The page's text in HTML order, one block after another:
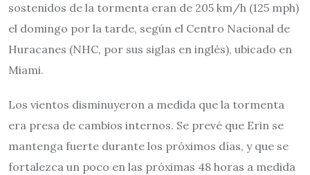
sostenidos de la tormenta eran de 205 km/h (125 mph)
el domingo por la tarde, según el Centro Nacional de
Huracanes (NHC, por sus siglas en inglés), ubicado en
Miami.
Los vientos disminuyeron a medida que la tormenta
era presa de cambios internos. Se prevé que Erin se
mantenga fuerte durante los próximos días, y que se
fortalezca un poco en las próximas 48 horas a medida